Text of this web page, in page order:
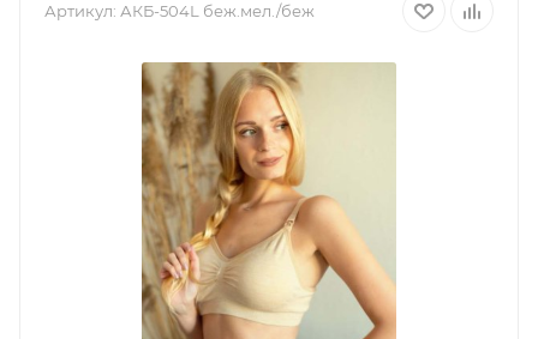
Артикул: АКБ-504L беж.мел./беж